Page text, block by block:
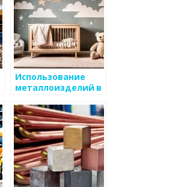
Использование
металлоизделий в